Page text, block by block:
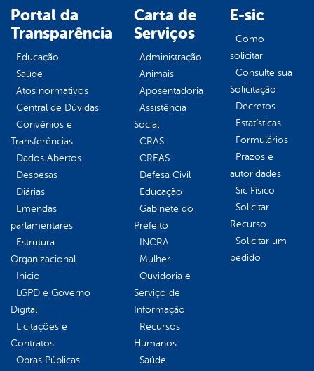
Portal da
Transparência
Educação
Saúde
Atos normativos
Central de Dúvidas
Convênios e
Transferências
Dados Abertos
Despesas
Diárias
Emendas
parlamentares
Estrutura
Organizacional
Inicio
LGPD e Governo
Digital
Licitações e
Contratos
Obras Públicas
Carta de
Serviços
Administração
Animais
Aposentadoria
Assistência
Social
CRAS
CREAS
Defesa Civil
Educação
Gabinete do
Prefeito
INCRA
Mulher
Ouvidoria e
Serviço de
Informação
Recursos
Humanos
Saúde
E-sic
Como
solicitar
Consulte sua
Solicitação
Decretos
Estatísticas
Formulários
Prazos e
autoridades
Sic Físico
Solicitar
Recurso
Solicitar um
pedido